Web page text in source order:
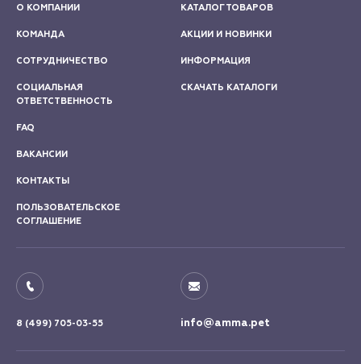
О КОМПАНИИ
КОМАНДА
СОТРУДНИЧЕСТВО
СОЦИАЛЬНАЯ
ОТВЕТСТВЕННОСТЬ
КАТАЛОГ ТОВАРОВ
АКЦИИ И НОВИНКИ
ИНФОРМАЦИЯ
СКАЧАТЬ КАТАЛОГИ
FAQ
ВАКАНСИИ
КОНТАКТЫ
ПОЛЬЗОВАТЕЛЬСКОЕ
СОГЛАШЕНИЕ
8 (499) 705-03-55 info@amma.pet